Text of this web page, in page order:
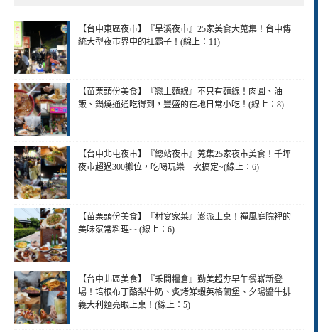
【台中東區夜市】『旱溪夜市』25家美食大蒐集！台中傳
統大型夜市界中的扛霸子！(線上：11)
【苗栗頭份美食】『戀上麵線』不只有麵線！肉圓、油
飯、鍋燒通通吃得到，豐盛的在地日常小吃！(線上：8)
【台中北屯夜市】『總站夜市』蒐集25家夜市美食！千坪
夜市超過300攤位，吃喝玩樂一次搞定~(線上：6)
【苗栗頭份美食】『村宴家菜』澎派上桌！禪風庭院裡的
美味家常料理~~(線上：6)
【台中北區美食】『禾間糧倉』勤美超夯早午餐嶄新登
場！培根布丁酪梨牛奶、炙烤鮮蝦英格蘭堡、夕陽醬牛排
義大利麵亮眼上桌！(線上：5)